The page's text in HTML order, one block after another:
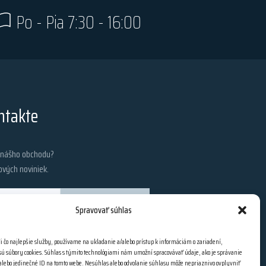
Spravovať súhlas
čo najlepšie služby, používame na ukladanie a/alebo prístup k informáciám o zariadení,
súbory cookies. Súhlas s týmito technológiami nám umožní spracovávať údaje, ako je správanie
jedinečné ID na tomto webe. Nesúhlas alebo odvolanie súhlasu môže nepriaznivo ovplyvniť
Po - Pia 7:30 - 16:00
obchodu?
noviniek.